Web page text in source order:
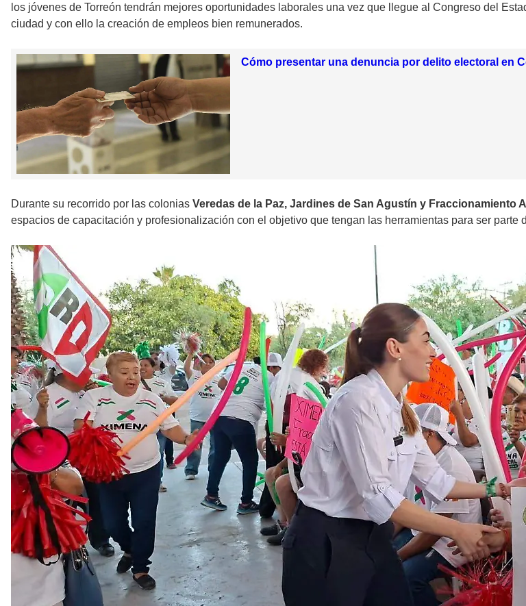
los jóvenes de Torreón tendrán mejores oportunidades laborales una vez que llegue al Congreso del
ciudad y con ello la creación de empleos bien remunerados.
Cómo presentar una denuncia por delito electoral en
Durante su recorrido por las colonias Veredas de la Paz, Jardines de San Agustín y Fraccionamiento
espacios de capacitación y profesionalización con el objetivo que tengan las herramientas para ser parte